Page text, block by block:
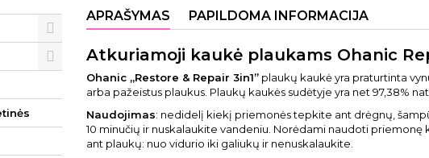
APRAŠYMAS PAPILDOMA INFORMACIJA
Atkuriamoji kaukė plaukams Ohanic
Ohanic „Restore & Repair 3in1” plaukų kaukė yra praturtinta
arba pažeistus plaukus. Plaukų kaukės sudėtyje yra net 97,38%
Naudojimas: nedidelį kiekį priemonės tepkite ant drėgnų,
10 minučių ir nuskalaukite vandeniu. Norėdami naudoti
ant plaukų: nuo vidurio iki galiukų ir nenuskalaukite.